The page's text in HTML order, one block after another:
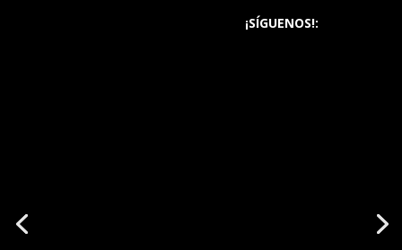
¡SÍGUENOS!: